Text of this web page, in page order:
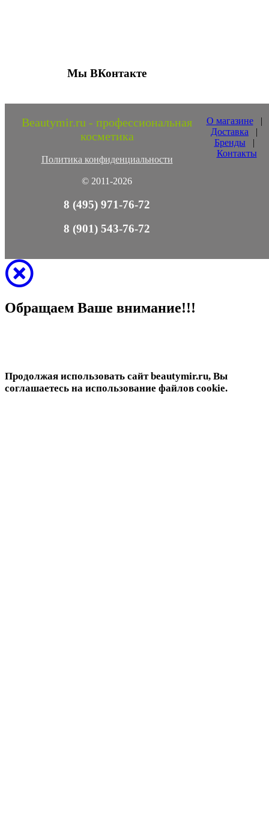
Мы ВКонтакте
Beautymir.ru - профессиональная
косметика
Политика конфиденциальности
© 2011-2026
О магазине|
Доставка |
Бренды |
Контакты
8 (495) 971-76-72
8 (901) 543-76-72
Обращаем Ваше внимание!!!
Продолжая использовать сайт beautymir.ru, Вы
соглашаетесь на использование файлов cookie.